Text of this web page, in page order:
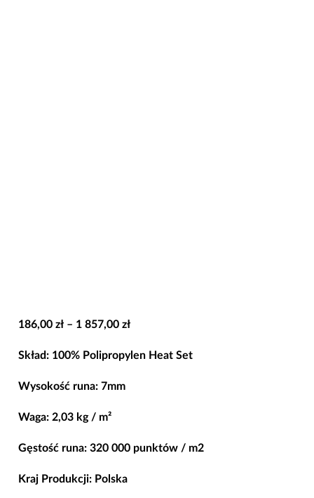
186,00 zł – 1 857,00 złZakres
od
857,00 zł
Skład: 100% Polipropylen Heat Set
Wysokość runa: 7mm
Waga: 2,03 kg / m²
Gęstość runa: 320 000 punktów / m2
Kraj Produkcji: Polska